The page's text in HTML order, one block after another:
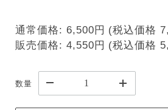
通常価格: 6,500円 (税込価格
販売価格: 4,550円 (税込価格
数量